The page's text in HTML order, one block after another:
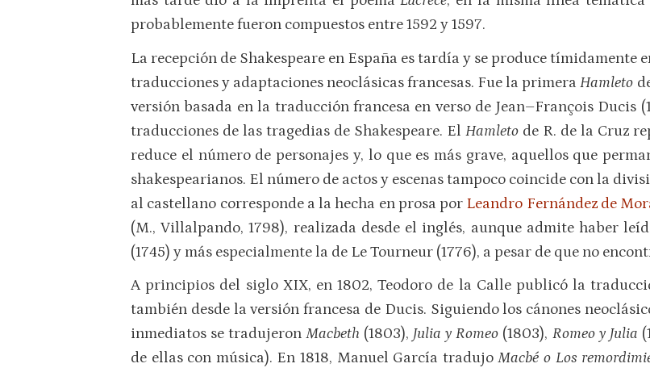
probablemente fueron compuestos entre 1592 y 1597.
La recepción de Shakespeare en España es tardía y se produce tímidamente
traducciones y adaptaciones neoclásicas francesas. Fue la primeraHamleto
versión basada en la traducción francesa en verso de Jean–François Ducis
traducciones de las tragedias de Shakespeare. El Hamleto de R. de la Cruz
reduce el número de personajes y, lo que es más grave, aquellos que
shakespearianos. El número de actos y escenas tampoco coincide con la
al castellano corresponde a la hecha en prosa por Leandro Fernández de
(M., Villalpando, 1798), realizada desde el inglés, aunque admite haber
(1745) y más especialmente la de Le Tourneur (1776), a pesar de que no
A principios del siglo XIX, en 1802, Teodoro de la Calle publicó la
también desde la versión francesa de Ducis. Siguiendo los cánones
inmediatos se tradujeronMacbeth (1803), Julia y Romeo (1803), Romeo y Julia
de ellas con música). En 1818, Manuel García tradujoMacbé o Los